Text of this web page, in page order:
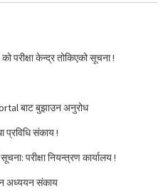
परीक्षा केन्द्र तोकिएको सूचना !
बाट बुझाउन अनुरोध
प्रविधि संकाय !
परीक्षा नियन्त्रण कार्यालय !
अध्ययन संकाय